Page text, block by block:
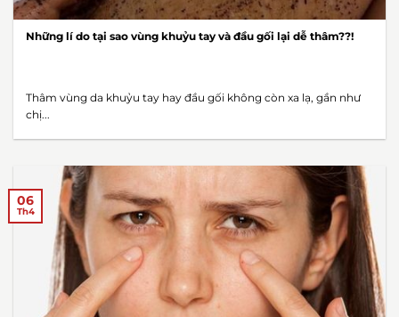
Những lí do tại sao vùng khuỷu tay và đầu gối lại dễ thâm??!
Thâm vùng da khuỷu tay hay đầu gối không còn xa lạ, gần như
chị...
06
Th4